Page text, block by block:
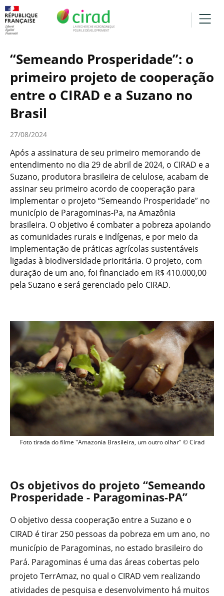
“Semeando Prosperidade”: o
primeiro projeto de cooperação
entre o CIRAD e a Suzano no
Brasil
27/08/2024
Após a assinatura de seu primeiro memorando de
entendimento no dia 29 de abril de 2024, o CIRAD e a
Suzano, produtora brasileira de celulose, acabam de
assinar seu primeiro acordo de cooperação para
implementar o projeto “Semeando Prosperidade” no
município de Paragominas-Pa, na Amazônia
brasileira. O objetivo é combater a pobreza apoiando
as comunidades rurais e indígenas, e por meio da
implementação de práticas agrícolas sustentáveis
ligadas à biodiversidade prioritária. O projeto, com
duração de um ano, foi financiado em R$ 410.000,00
pela Suzano e será gerenciado pelo CIRAD.
Foto tirada do filme "Amazonia Brasileira, um outro olhar" © Cirad
Os objetivos do projeto “Semeando
Prosperidade - Paragominas-PA”
O objetivo dessa cooperação entre a Suzano e o
CIRAD é tirar 250 pessoas da pobreza em um ano, no
município de Paragominas, no estado brasileiro do
Pará. Paragominas é uma das áreas cobertas pelo
projeto TerrAmaz, no qual o CIRAD vem realizando
atividades de pesquisa e desenvolvimento há muitos